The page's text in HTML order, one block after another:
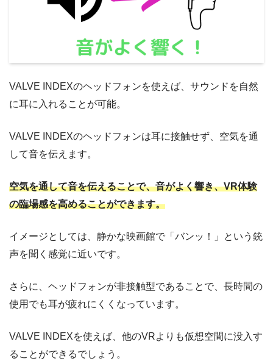
VALVE INDEXのヘッドフォンを使えば、サウンドを自然
に耳に入れることが可能。
VALVE INDEXのヘッドフォンは耳に接触せず、空気を通
して音を伝えます。
空気を通して音を伝えることで、音がよく響き、VR体験
の臨場感を高めることができます。
イメージとしては、静かな映画館で「バンッ！」という銃
声を聞く感覚に近いです。
さらに、ヘッドフォンが非接触型であることで、長時間の
使用でも耳が疲れにくくなっています。
VALVE INDEXを使えば、他のVRよりも仮想空間に没入す
ることができるでしょう。